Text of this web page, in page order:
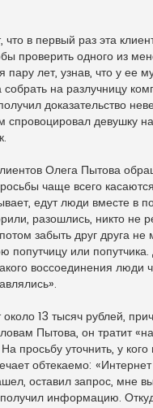
что в первый раз эта
проверить одного из
пару лет, узнав, что у ее
на разлучницу
доказательство
спровоцировал девушку
Олега Пытова
чаще всего
едут люди вместе в
разошлись, никто не
забыть друг друга не
попутчицу или
воссоединения люди
около 13 тысяч рублей,
Пытова, он тратит
просьбу уточнить, у
обтекаемо:
оставил запрос, мне
информацию.